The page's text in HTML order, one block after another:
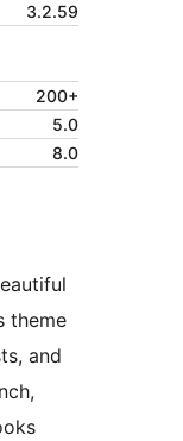
3.2.59
200+
5.0
8.0
theme
and